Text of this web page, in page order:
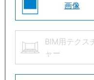
画像
BIM用テクス
ャー